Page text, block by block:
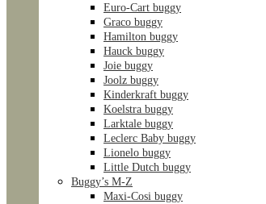
Euro-Cart buggy
Graco buggy
Hamilton buggy
Hauck buggy
Joie buggy
Joolz buggy
Kinderkraft buggy
Koelstra buggy
Larktale buggy
Leclerc Baby buggy
Lionelo buggy
Little Dutch buggy
Buggy’s M-Z
Maxi-Cosi buggy